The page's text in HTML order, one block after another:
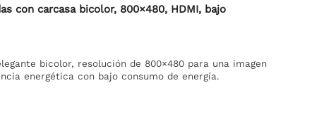
con carcasa bicolor, 800×480, HDMI, bajo
bicolor, resolución de 800×480 para una imagen
energética con bajo consumo de energía.